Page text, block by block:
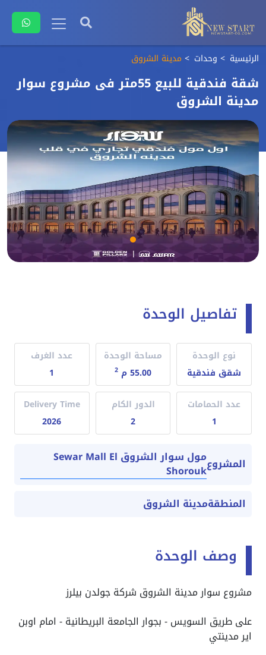
الرئيسية وحدات مدينة الشروق
شقة فندقية للبيع 55متر فى مشروع سوار
مدينة الشروق
تفاصيل الوحدة
نوع الوحدة
شقق فندقية
مساحة الوحدة
55.00 م
2
عدد الغرف
1
عدد الحمامات
1
الدور الكام
2
Delivery Time
2026
المشروع مول سوار الشروق Sewar Mall El
Shorouk
المنطقةمدينة الشروق
وصف الوحدة
مشروع سوار مدينة الشروق شركة جولدن بيلرز
على طريق السويس - بجوار الجامعة البريطانية - امام اوبن
اير مدينتي